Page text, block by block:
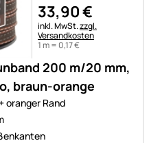
200 m/20 mm,
braun-orange
oranger Rand
33,90€
Steuerhinweis:
inkl. MwSt.zzgl.
Versandkosten
1 m = 0,17€